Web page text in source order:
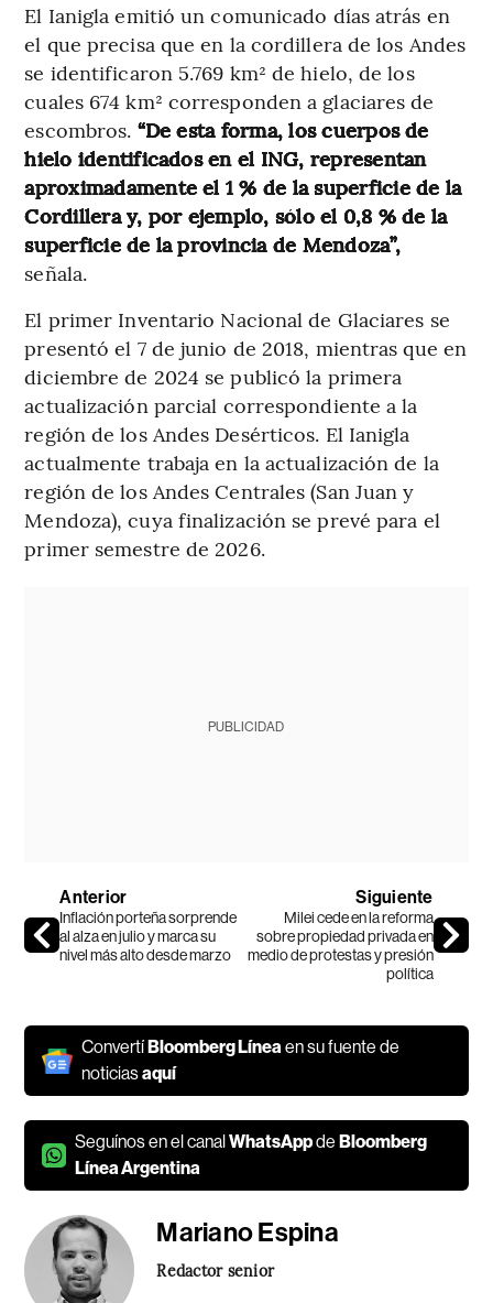
El Ianigla emitió un comunicado días atrás en
el que precisa que en la cordillera de los Andes
se identificaron 5.769 km² de hielo, de los
cuales 674 km² corresponden a glaciares de
escombros. “De esta forma, los cuerpos de
hielo identificados en el ING, representan
aproximadamente el 1 % de la superficie de la
Cordillera y, por ejemplo, sólo el 0,8 % de la
superficie de la provincia de Mendoza”,
señala.
El primer Inventario Nacional de Glaciares se
presentó el 7 de junio de 2018, mientras que en
diciembre de 2024 se publicó la primera
actualización parcial correspondiente a la
región de los Andes Desérticos. El Ianigla
actualmente trabaja en la actualización de la
región de los Andes Centrales (San Juan y
Mendoza), cuya finalización se prevé para el
primer semestre de 2026.
PUBLICIDAD
Anterior
Inflación porteña sorprende
al alza en julio y marca su
nivel más alto desde marzo
Siguiente
Milei cede en la reforma
sobre propiedad privada en
medio de protestas y presión
política
Convertí Bloomberg Líneaen su fuente de
noticiasaquí
Seguínos en el canalWhatsAppde Bloomberg
Línea Argentina
Mariano Espina
Redactor senior